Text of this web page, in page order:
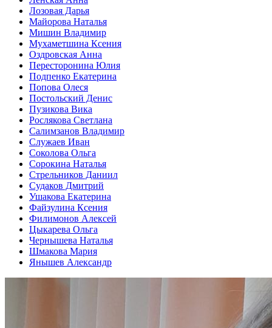
Лозовая Дарья
Майорова Наталья
Мишин Владимир
Мухаметшина Ксения
Оздровская Анна
Пересторонина Юлия
Подпенко Екатерина
Попова Олеся
Постольский Денис
Пузикова Вика
Рослякова Светлана
Салимзанов Владимир
Служаев Иван
Соколова Ольга
Сорокина Наталья
Стрельников Даниил
Судаков Дмитрий
Ушакова Екатерина
Файзулина Ксения
Филимонов Алексей
Цыкарева Ольга
Чернышева Наталья
Шмакова Мария
Янышев Александр